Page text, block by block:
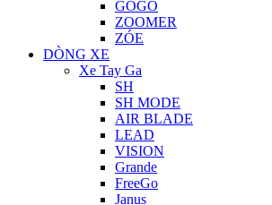
GOGO
ZOOMER
ZÓE
DÒNG XE
Xe Tay Ga
SH
SH MODE
AIR BLADE
LEAD
VISION
Grande
FreeGo
Janus